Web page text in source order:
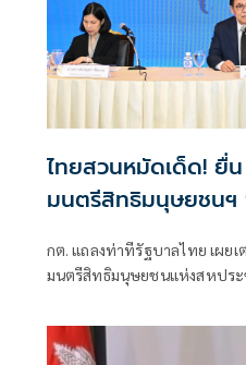
ไทยสวนหมัดเด็ด! ยื่
มนตรีสิทธิมนุษยชนฯ
กัมพูชา โต้ยิบรายงา
กต. แถลงท่าทีรัฐบาลไทย เผย
มนตรีสิทธิมนุษยชนแห่งสหประ
รายงานพิเศษพาดพิงประเทศ
ชี้กระทบความเป็นกลาง -เที่ยงธ